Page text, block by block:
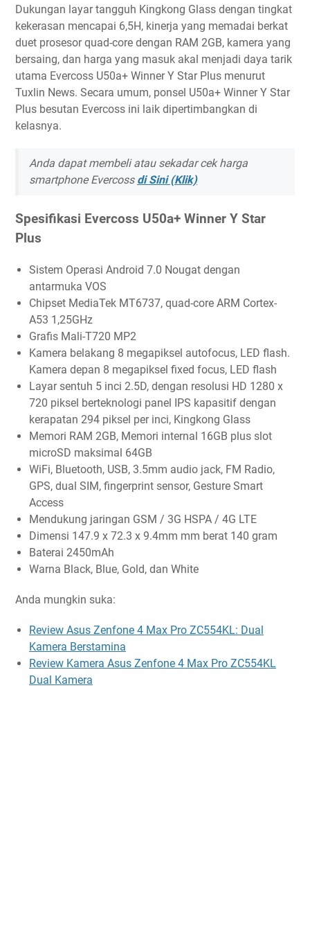
Dukungan layar tangguh Kingkong Glass dengan tingkat
kekerasan mencapai 6,5H, kinerja yang memadai berkat
duet prosesor quad-core dengan RAM 2GB, kamera yang
bersaing, dan harga yang masuk akal menjadi daya tarik
utama Evercoss U50a+ Winner Y Star Plus menurut
Tuxlin News. Secara umum, ponsel U50a+ Winner Y Star
Plus besutan Evercoss ini laik dipertimbangkan di
kelasnya.
Anda dapat membeli atau sekadar cek harga
smartphone Evercoss di Sini (Klik)
Spesifikasi Evercoss U50a+ Winner Y Star
Plus
Sistem Operasi Android 7.0 Nougat dengan
antarmuka VOS
Chipset MediaTek MT6737, quad-core ARM Cortex-
A53 1,25GHz
Grafis Mali-T720 MP2
Kamera belakang 8 megapiksel autofocus, LED flash.
Kamera depan 8 megapiksel fixed focus, LED flash
Layar sentuh 5 inci 2.5D, dengan resolusi HD 1280 x
720 piksel berteknologi panel IPS kapasitif dengan
kerapatan 294 piksel per inci, Kingkong Glass
Memori RAM 2GB, Memori internal 16GB plus slot
microSD maksimal 64GB
WiFi, Bluetooth, USB, 3.5mm audio jack, FM Radio,
GPS, dual SIM, fingerprint sensor, Gesture Smart
Access
Mendukung jaringan GSM / 3G HSPA / 4G LTE
Dimensi 147.9 x 72.3 x 9.4mm mm berat 140 gram
Baterai 2450mAh
Warna Black, Blue, Gold, dan White
Anda mungkin suka:
Review Asus Zenfone 4 Max Pro ZC554KL: Dual
Kamera Berstamina
Review Kamera Asus Zenfone 4 Max Pro ZC554KL
Dual Kamera